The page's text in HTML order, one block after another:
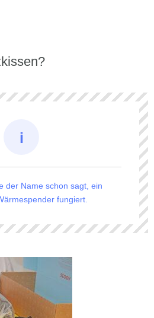
der Name schon sagt, ein
fungiert.